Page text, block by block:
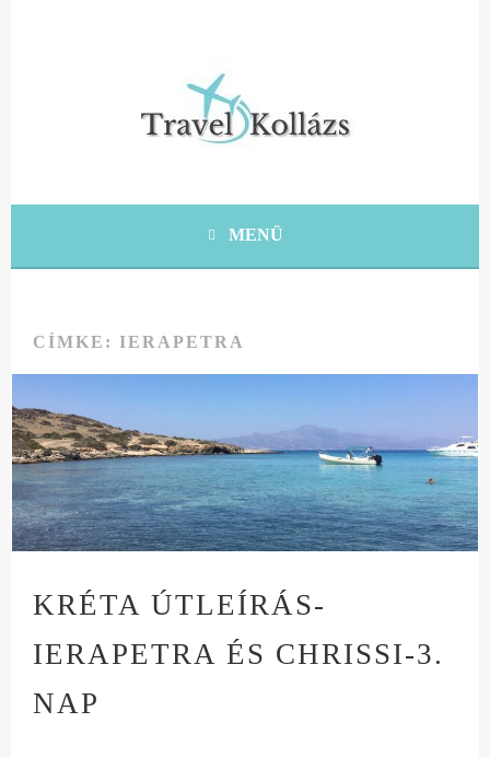
TRAVEL KOLLÁZS
MENÜ
CÍMKE: IERAPETRA
KRÉTA ÚTLEÍRÁS-
IERAPETRA ÉS CHRISSI-3.
NAP